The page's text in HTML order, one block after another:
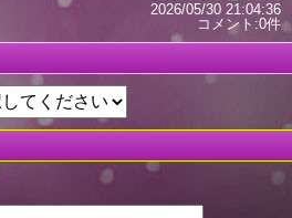
2026/05/30 21:04:36
コメント:0件